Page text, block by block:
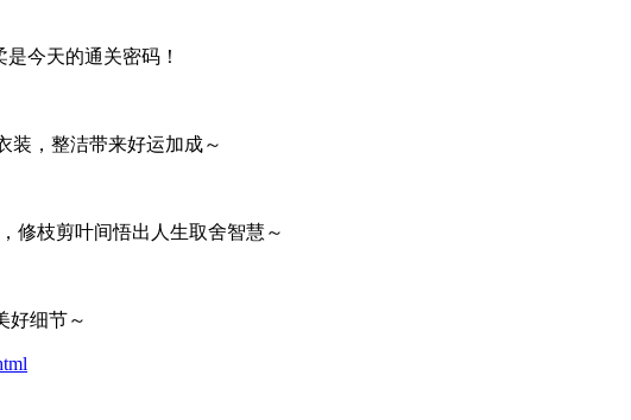
今天的通关密码！
装，整洁带来好运加成～
修枝剪叶间悟出人生取舍智慧～
好细节～